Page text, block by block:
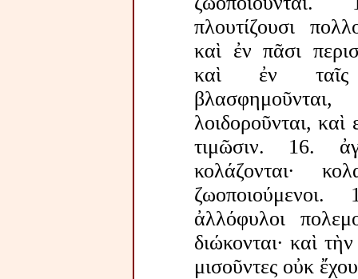
πλουτίζουσι
καὶ ἐν πᾶσι
καὶ ἐν ταῖς
λοιδοροῦνται, καὶ
τιμῶσιν. 16.
κολάζονται·
ἀλλόφυλοι
διώκονται· καὶ
μισοῦντες οὐκ